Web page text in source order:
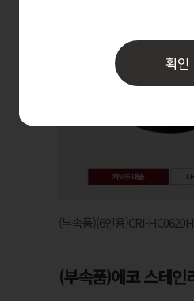
(부속품)(6인용)CRI-HC0620H
확인